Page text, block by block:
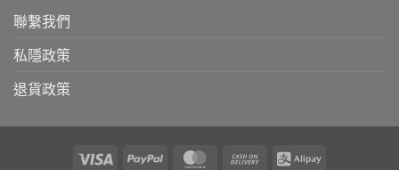
小
正
確
法
香
聯繫我們
私隱政策
退貨政策
Visa PayPal MasterCardCash
Alipay